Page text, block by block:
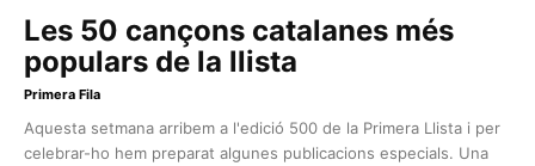
Les 50 cançons catalanes més
populars de la llista
Primera Fila
Aquesta setmana arribem a l'edició 500 de la Primera Llista i per
celebrar-ho hem preparat algunes publicacions especials. Una